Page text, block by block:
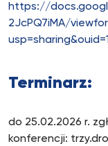
https://
2JcPQ7iMA/
Terminarz:
do 25.02.2026 r.
konferencji: